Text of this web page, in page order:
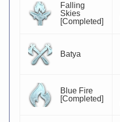
Falling
Skies
[Completed]
Batya
Blue Fire
[Completed]